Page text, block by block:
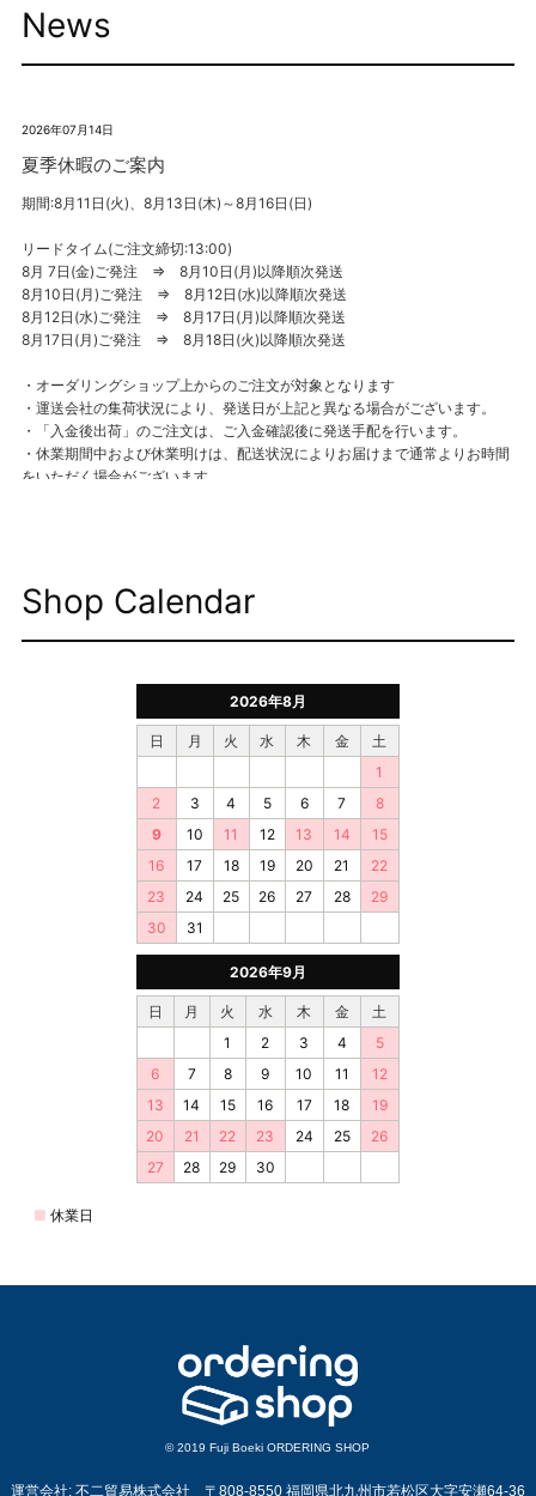
© 2019 Fuji Boeki ORDERING SHOP
運営会社: 不二貿易株式会社 〒808-8550 福岡県北九州市若松区大字安瀬64-36